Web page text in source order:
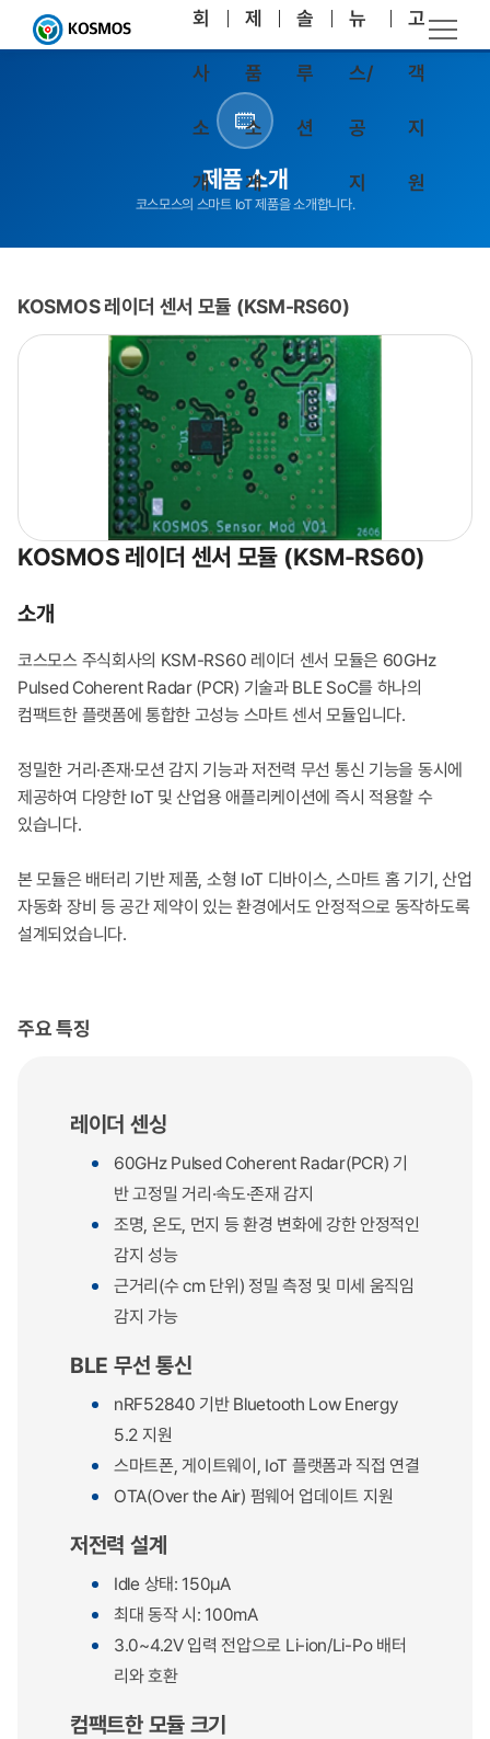
회
사
소
개
제
품
소
개
솔
루
션
뉴
스/
공
지
고
객
지
원
제품 소개
코스모스의 스마트 IoT 제품을 소개합니다.
KOSMOS 레이더 센서 모듈 (KSM-RS60)
KOSMOS 레이더 센서 모듈 (KSM-RS60)
소개
코스모스 주식회사의 KSM-RS60 레이더 센서 모듈은 60GHz
Pulsed Coherent Radar (PCR) 기술과 BLE SoC를 하나의
컴팩트한 플랫폼에 통합한 고성능 스마트 센서 모듈입니다.
정밀한 거리·존재·모션 감지 기능과 저전력 무선 통신 기능을 동시에
제공하여 다양한 IoT 및 산업용 애플리케이션에 즉시 적용할 수
있습니다.
본 모듈은 배터리 기반 제품, 소형 IoT 디바이스, 스마트 홈 기기, 산업
자동화 장비 등 공간 제약이 있는 환경에서도 안정적으로 동작하도록
설계되었습니다.
주요 특징
레이더 센싱
60GHz Pulsed Coherent Radar(PCR) 기
반 고정밀 거리·속도·존재 감지
조명, 온도, 먼지 등 환경 변화에 강한 안정적인
감지 성능
근거리(수 cm 단위) 정밀 측정 및 미세 움직임
감지 가능
BLE 무선 통신
nRF52840 기반 Bluetooth Low Energy
5.2 지원
스마트폰, 게이트웨이, IoT 플랫폼과 직접 연결
OTA(Over the Air) 펌웨어 업데이트 지원
저전력 설계
Idle 상태: 150µA
최대 동작 시: 100mA
3.0~4.2V 입력 전압으로 Li-ion/Li-Po 배터
리와 호환
컴팩트한 모듈 크기